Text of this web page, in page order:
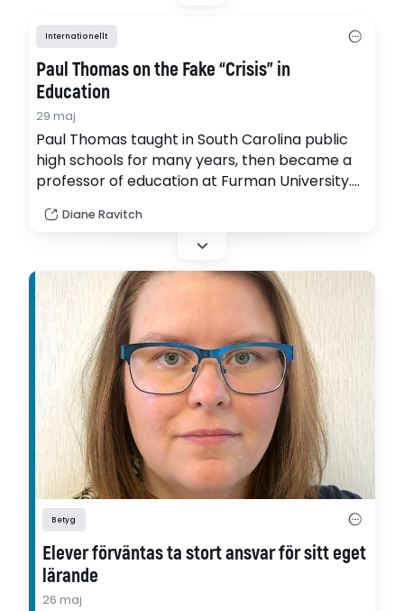
Internationellt
Paul Thomas on the Fake “Crisis” in
Education
29 maj
Paul Thomas taught in South Carolina public
high schools for many years, then became a
professor of education at Furman University.
“crisis in education".
Diane Ravitch
Betyg
Elever förväntas ta stort ansvar för sitt eget
lärande
26 maj